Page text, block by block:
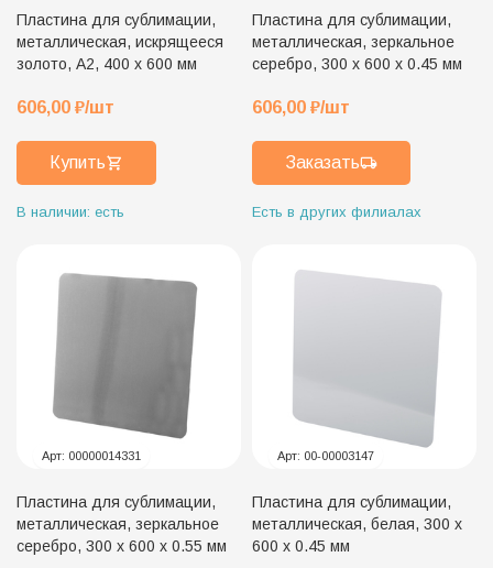
Пластина для сублимации,
металлическая, искрящееся
золото, А2, 400 х 600 мм
606,00 ₽/шт
Купить
В наличии: есть
Пластина для сублимации,
металлическая, зеркальное
серебро, 300 х 600 х 0.45 мм
606,00 ₽/шт
Заказать
Есть в других филиалах
Арт: 00000014331
Пластина для сублимации,
металлическая, зеркальное
серебро, 300 х 600 х 0.55 мм
Арт: 00-00003147
Пластина для сублимации,
металлическая, белая, 300 х
600 х 0.45 мм